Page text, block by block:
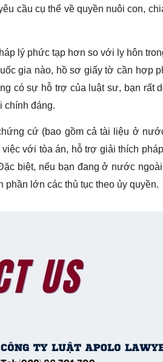
cầu cụ thể về quyền nuôi con,
lý phức tạp hơn so với ly hôn
gia nào, hồ sơ giấy tờ cần hợp
có sự hỗ trợ của luật sư, bạn rất
chính đáng.
cứ (bao gồm cả tài liệu ở
với tòa án, hỗ trợ giải thích
biệt, nếu bạn đang ở nước
phần lớn các thủ tục theo ủy quyền.